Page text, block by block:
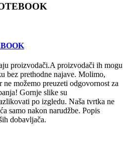
proizvodači.A proizvodači ih mogu
bez prethodne najave. Molimo,
ne možemo preuzeti odgovornost za
Gornje slike su
po izgledu. Naša tvrtka ne
samo nakon narudžbe. Popis
dobavljača.